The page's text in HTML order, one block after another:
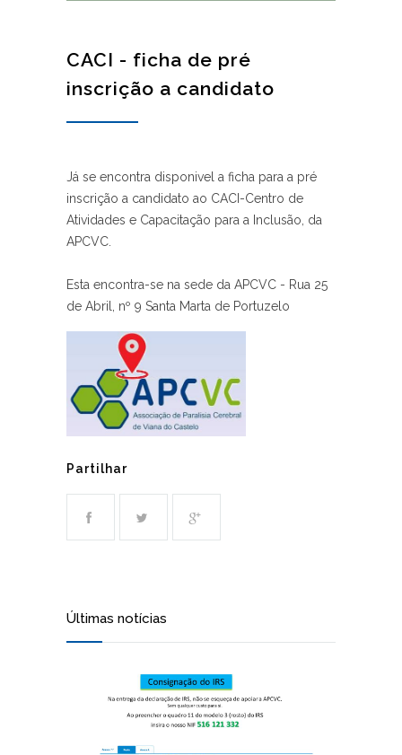
CACI - ficha de pré
inscrição a candidato
Já se encontra disponivel a ficha para a pré
inscrição a candidato ao CACI-Centro de
Atividades e Capacitação para a Inclusão, da
APCVC.
Esta encontra-se na sede da APCVC - Rua 25
de Abril, nº 9 Santa Marta de Portuzelo
Partilhar
Últimas notícias